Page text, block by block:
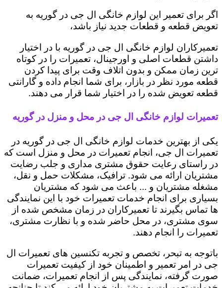
اگر برای تعمیر این لوازم خانگی ال جی در گوریه به
تعویض قطعه و قطعات جدید نیاز باشد،
تعمیرکاران لوازم خانگی ال جی در گوریه با در اختیار
داشتن قطعات اصلی و اورجینال، تعمیرات را در کوتاه
ترین زمان ممکن و بدون اتلاف وقت برای پیدا کردن
قطعه مورد نظر در بازار، برای شما انجام داده و گارانتی
قطعه تعویض شده را در اختیار شما قرار می دهند.
تعمیرات لوازم خانگی ال جی در محل و منزل در گوریه
یکی از بهترین خدمات لوازم خانگی ال جی در گوریه در
تعمیرات ال جی، انجام تعمیرات در محل و منزل است که
در راستای رعایت حقوق مشتری مداری و جلب رضایت
مشتریان ارائه می شود. ترافیک، مشکلات حمل و نقل،
مشغله مشتریان و ... باعث می شود که مشتریان
بسیاری برای انجام خدمات تعمیرات خود با این نمایندگی
ها تماس بگیرند تا تعمیرکاران در زمان مشخص شده از
سوی مشتری، در محل حاضر شده و با نظارت مشتری،
تعمیرات را انجام دهند.
باتوجه به تبحر، تخصص و تجربه تکنسین های تعمیرات ال
جی در امر تعمیر و اطمینان خود از کیفیت تعمیرات
صورت گرفته، نمایندگی پس از انجام تعمیرات، ضمانت